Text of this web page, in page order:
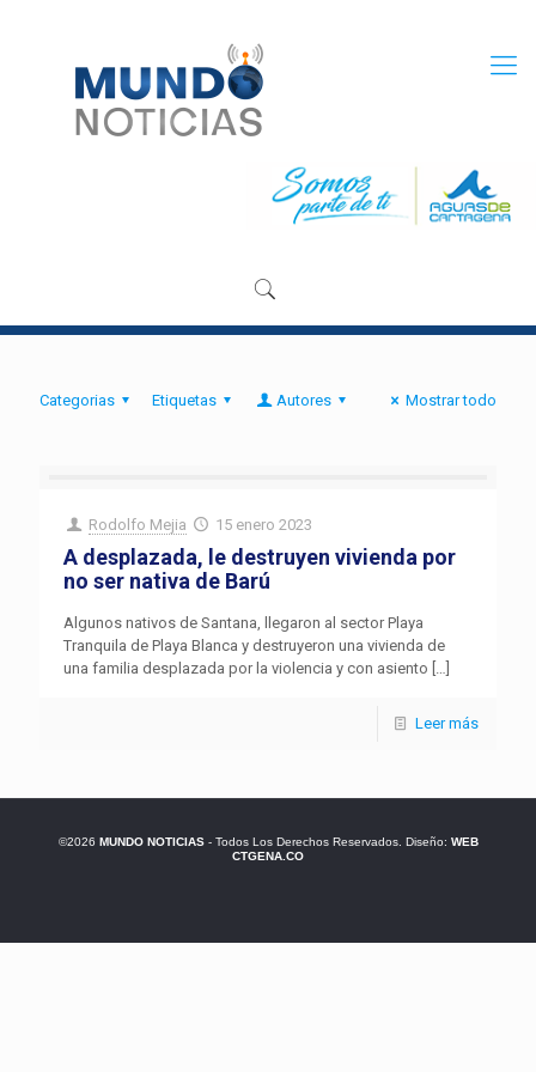
Categorias Etiquetas Autores Mostrar todo
Rodolfo Mejia 15 enero 2023
A desplazada, le destruyen vivienda por
no ser nativa de Barú
Algunos nativos de Santana, llegaron al sector Playa
Tranquila de Playa Blanca y destruyeron una vivienda de
una familia desplazada por la violencia y con asiento […]
Leer más
©2026 MUNDO NOTICIAS- Todos Los Derechos Reservados. Diseño: WEB
CTGENA.CO